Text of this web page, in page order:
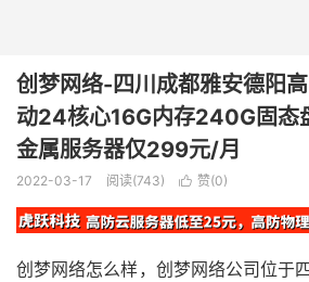
创梦网络-四川成都雅安德阳
动24核心16G内存240G固态
金属服务器仅299元/月
2022-03-17 阅读(743)  赞(0)
创梦网络怎么样，创梦网络公司位于